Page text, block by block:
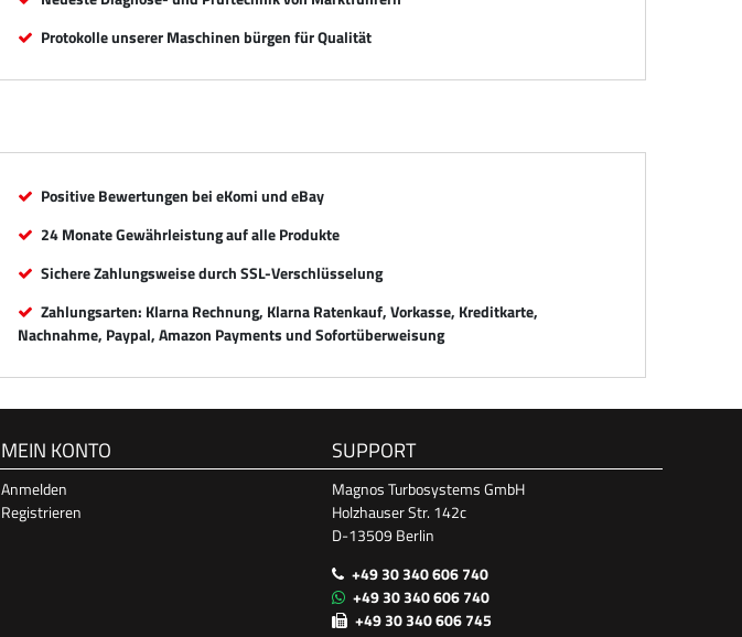
Protokolle unserer Maschinen bürgen für Qualität
Positive Bewertungen bei eKomi und eBay
24 Monate Gewährleistung auf alle Produkte
Sichere Zahlungsweise durch SSL-Verschlüsselung
Zahlungsarten: Klarna Rechnung, Klarna Ratenkauf, Vorkasse, Kreditkarte,
Nachnahme, Paypal, Amazon Payments und Sofortüberweisung
MEIN KONTO
Anmelden
Registrieren
SUPPORT
Magnos Turbosystems GmbH
Holzhauser Str. 142c
D-13509 Berlin
+49 30 340 606 740
+49 30 340 606 740
+49 30 340 606 745